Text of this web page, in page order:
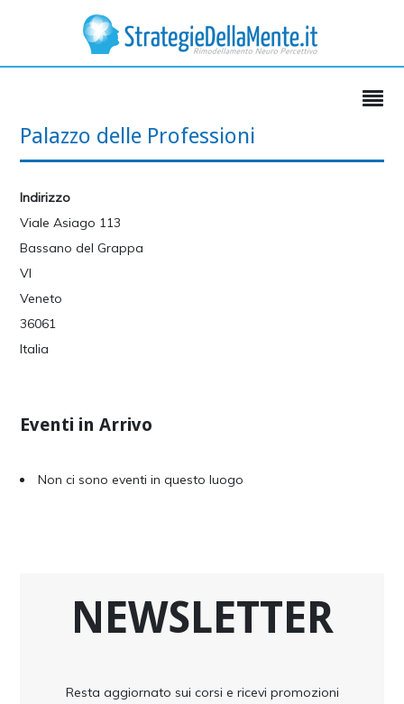
Palazzo delle Professioni
Indirizzo
Viale Asiago 113
Bassano del Grappa
VI
Veneto
36061
Italia
Eventi in Arrivo
Non ci sono eventi in questo luogo
NEWSLETTER
Resta aggiornato sui corsi e ricevi promozioni